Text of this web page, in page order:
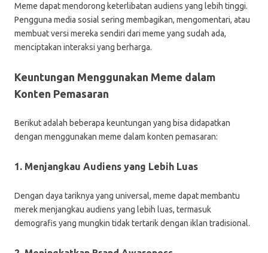
Meme dapat mendorong keterlibatan audiens yang lebih tinggi.
Pengguna media sosial sering membagikan, mengomentari, atau
membuat versi mereka sendiri dari meme yang sudah ada,
menciptakan interaksi yang berharga.
Keuntungan Menggunakan Meme dalam
Konten Pemasaran
Berikut adalah beberapa keuntungan yang bisa didapatkan
dengan menggunakan meme dalam konten pemasaran:
1. Menjangkau Audiens yang Lebih Luas
Dengan daya tariknya yang universal, meme dapat membantu
merek menjangkau audiens yang lebih luas, termasuk
demografis yang mungkin tidak tertarik dengan iklan tradisional.